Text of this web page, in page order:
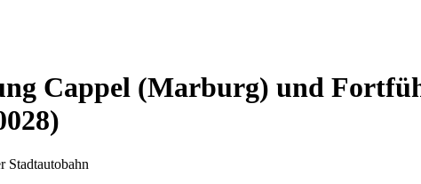
Cappel (Marburg) und
Stadtautobahn